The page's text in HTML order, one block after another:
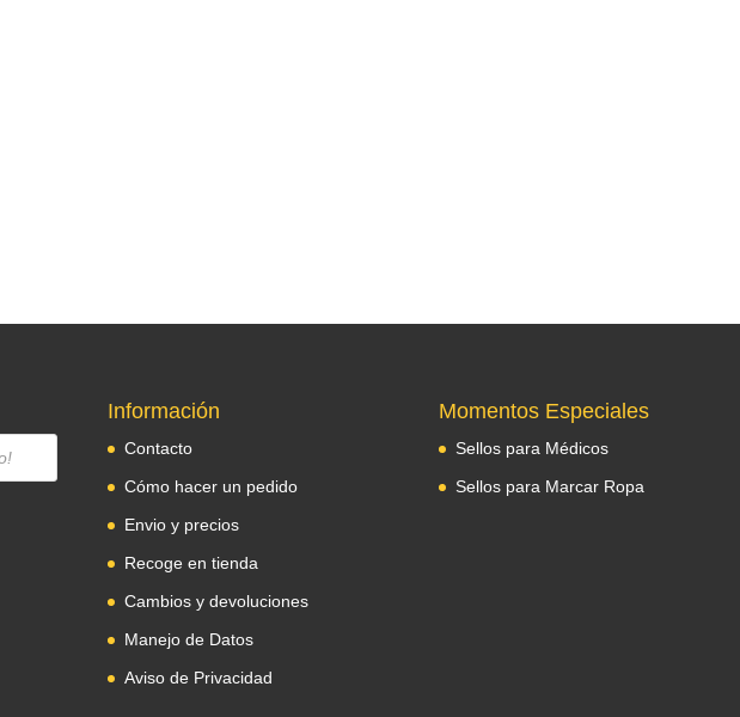
Información
Contacto
Cómo hacer un pedido
Envio y precios
Recoge en tienda
Cambios y devoluciones
Manejo de Datos
Aviso de Privacidad
Momentos Especiales
Sellos para Médicos
Sellos para Marcar Ropa